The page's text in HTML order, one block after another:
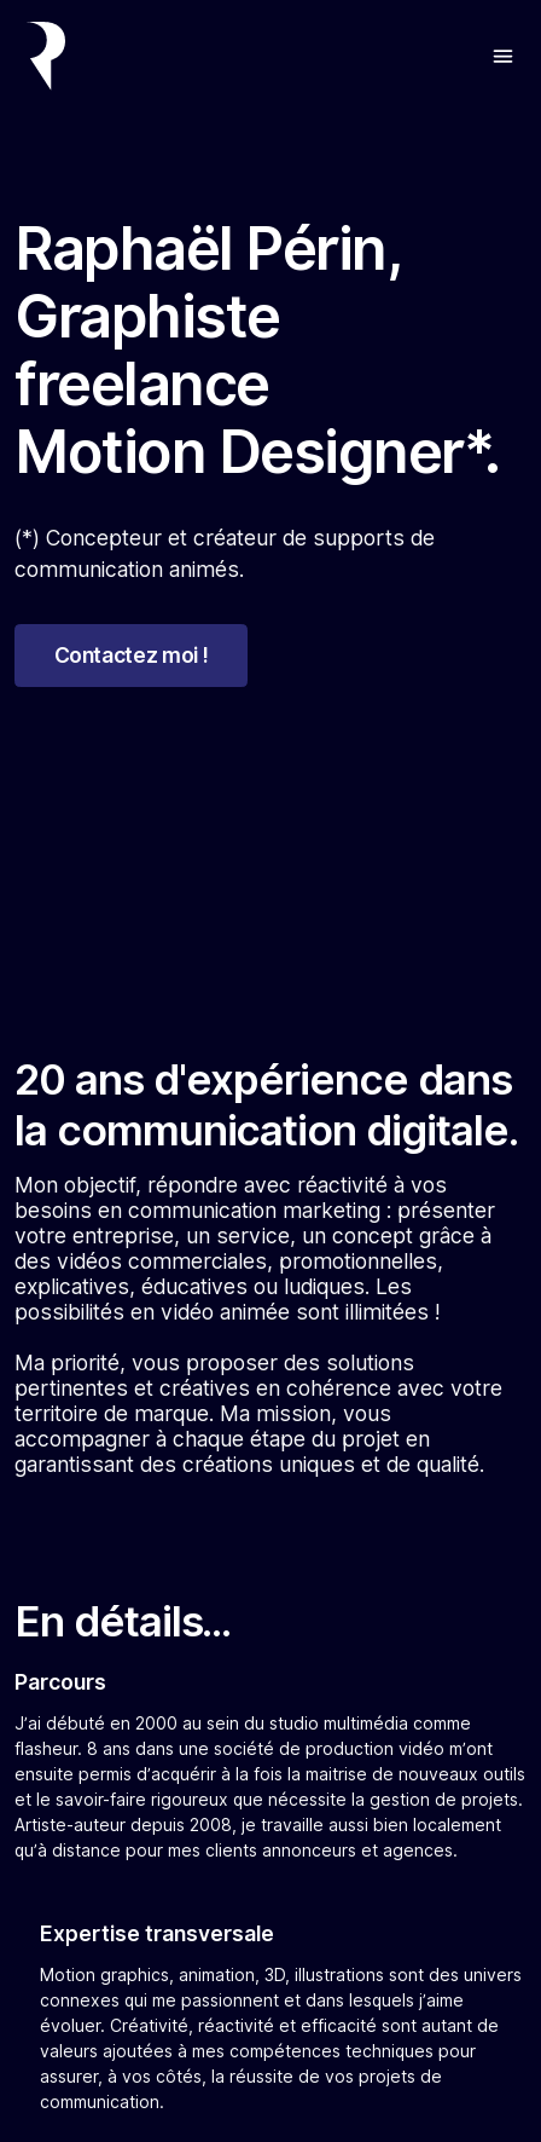
Raphaël Périn,
Graphiste
freelance
Motion Designer*.
(*) Concepteur et créateur de supports de
communication animés.
Contactez moi !
20 ans d'expérience dans
la communication digitale.
Mon objectif, répondre avec réactivité à vos
besoins en communication marketing : présenter
votre entreprise, un service, un concept grâce à
des vidéos commerciales, promotionnelles,
explicatives, éducatives ou ludiques. Les
possibilités en vidéo animée sont illimitées !
Ma priorité, vous proposer des solutions
pertinentes et créatives en cohérence avec votre
territoire de marque. Ma mission, vous
accompagner à chaque étape du projet en
garantissant des créations uniques et de qualité.
En détails...
Parcours
J’ai débuté en 2000 au sein du studio multimédia comme
flasheur. 8 ans dans une société de production vidéo m’ont
ensuite permis d’acquérir à la fois la maitrise de nouveaux outils
et le savoir-faire rigoureux que nécessite la gestion de projets.
Artiste-auteur depuis 2008, je travaille aussi bien localement
qu’à distance pour mes clients annonceurs et agences.
Expertise transversale
Motion graphics, animation, 3D, illustrations sont des univers
connexes qui me passionnent et dans lesquels j’aime
évoluer. Créativité, réactivité et efficacité sont autant de
valeurs ajoutées à mes compétences techniques pour
assurer, à vos côtés, la réussite de vos projets de
communication.